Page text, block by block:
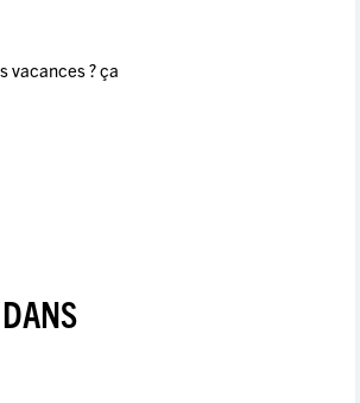
vacances ? ça